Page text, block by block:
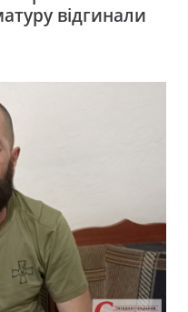
відгинали